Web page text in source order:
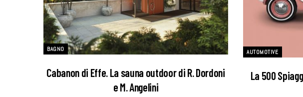
AUTOMOTIVE
La 500
BAGNO
Cabanon di Effe. La sauna outdoor di R. Dordoni
e M. Angelini